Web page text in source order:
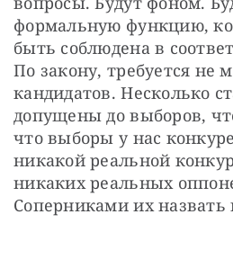
формальную функцию,
быть соблюдена в
По закону, требуется не
кандидатов. Несколько
допущены до выборов,
что выборы у нас
никакой реальной
никаких реальных
Соперниками их